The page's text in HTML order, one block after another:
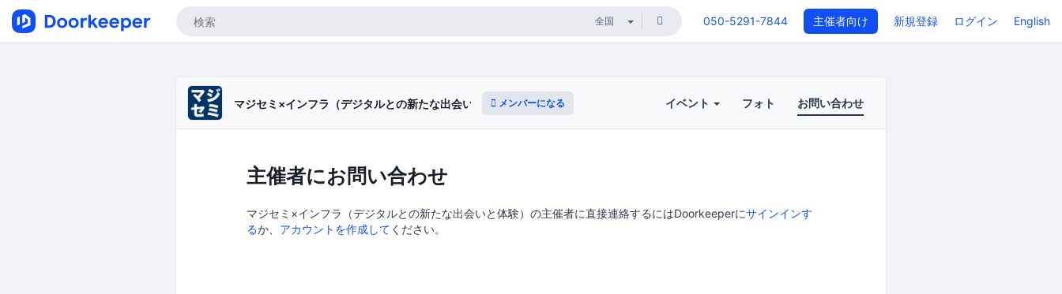
050-5291-7844 主催者向け 新規登録 ログイン English
マジセミ×インフラ（デジタルとの新たな出会いと体験）メンバーになる イベント フォト お問い合わせ
主催者にお問い合わせ
マジセミ×インフラ（デジタルとの新たな出会いと体験）の主催者に直接連絡するにはDoorkeeperにサインインす
るか、 アカウントを作成して ください。